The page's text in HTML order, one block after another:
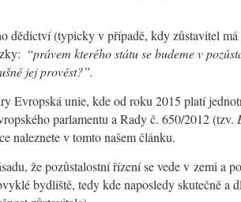
dědictví (typicky v případě, kdy zůstavitel
“právem kterého státu se budeme v
jej provést?”.
Evropská unie, kde od roku 2015 platí
parlamentu a Rady č. 650/2012 (tzv.
naleznetev tomto našem článku.
že pozůstalostní řízení se vede v zemi a
bydliště, tedy kde naposledy skutečně a